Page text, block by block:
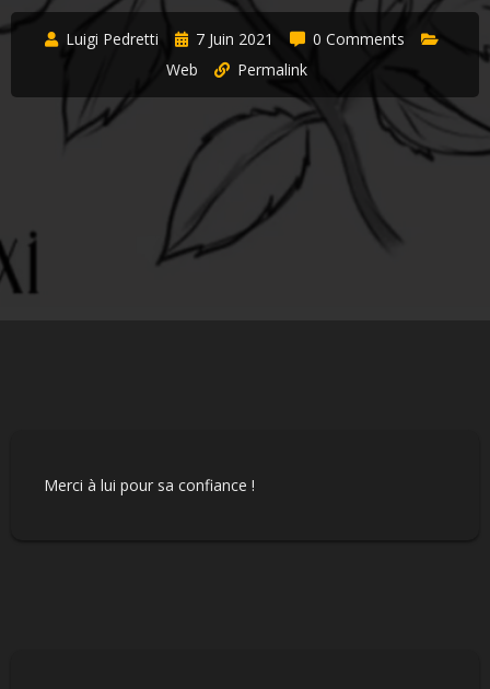
Luigi Pedretti 7 Juin 2021
0 Comments
Web
Permalink
Merci à lui pour sa confiance !